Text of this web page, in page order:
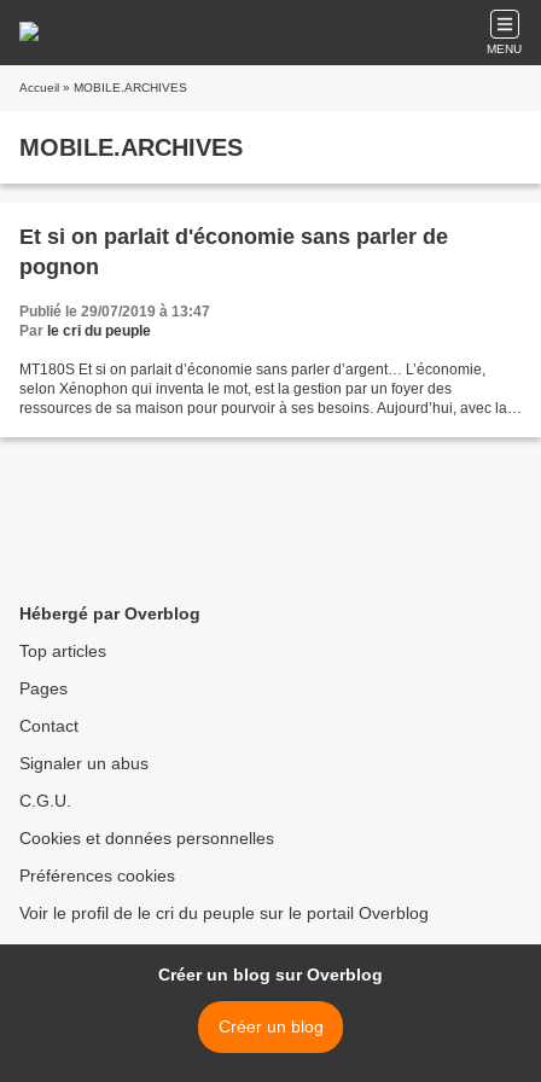
MENU
Accueil » MOBILE.ARCHIVES
MOBILE.ARCHIVES
Et si on parlait d'économie sans parler de
pognon
Publié le 29/07/2019 à 13:47
Par le cri du peuple
MT180S Et si on parlait d’économie sans parler d’argent… L’économie,
selon Xénophon qui inventa le mot, est la gestion par un foyer des
ressources de sa maison pour pourvoir à ses besoins. Aujourd’hui, avec la
Hébergé par Overblog
Top articles
Pages
Contact
Signaler un abus
C.G.U.
Cookies et données personnelles
Préférences cookies
Voir le profil de le cri du peuple sur le portail Overblog
Créer un blog sur Overblog
Créer un blog